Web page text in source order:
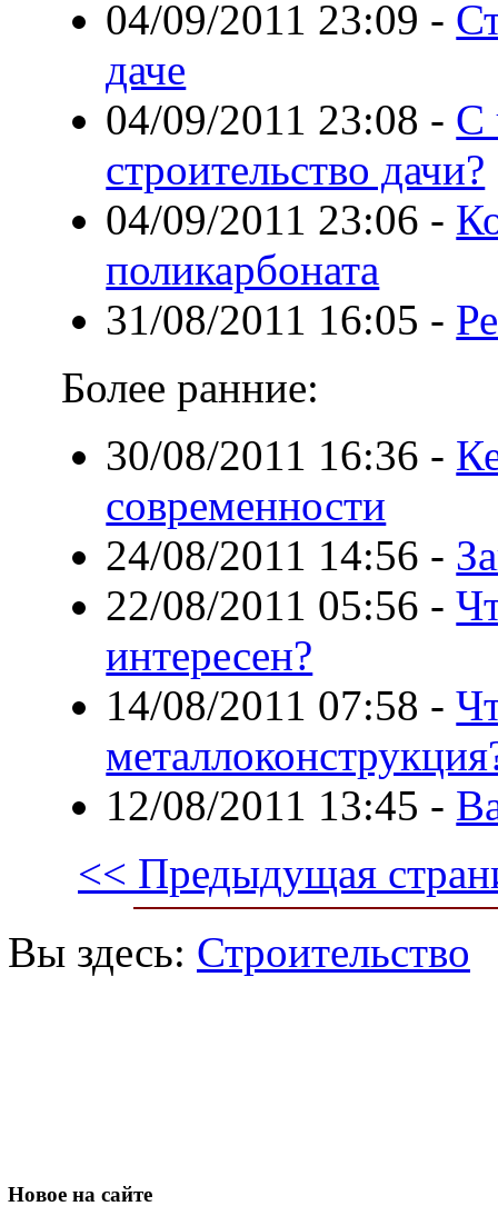
04/09/2011 23:09 -
даче
04/09/2011 23:08 - С
строительство дачи?
04/09/2011 23:06 -
поликарбоната
31/08/2011 16:05 -
Более ранние:
30/08/2011 16:36 -
современности
24/08/2011 14:56 -
22/08/2011 05:56 -
интересен?
14/08/2011 07:58 -
12/08/2011 13:45 -
<< Предыдущая
Вы здесь: Строительство
Новое на сайте